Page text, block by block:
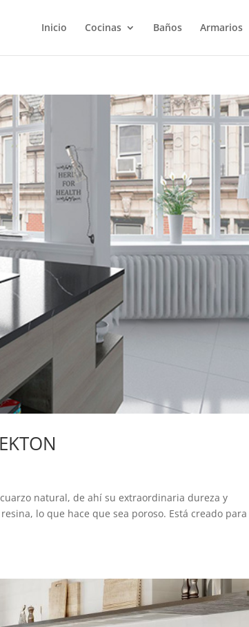
Inicio Cocinas Baños Armarios
cuarzo natural, de ahí su extraordinaria dureza y
lo que hace que sea poroso. Está creado para